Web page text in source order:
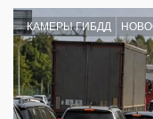
КАМЕРЫ ГИБДД